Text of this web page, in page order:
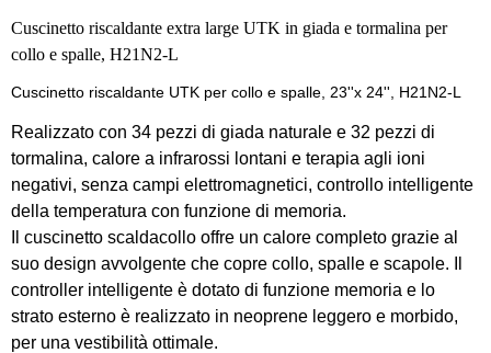
Cuscinetto riscaldante extra large UTK in giada e tormalina per
collo e spalle, H21N2-L
Cuscinetto riscaldante UTK per collo e spalle, 23''x 24'', H21N2-L
Realizzato con 34 pezzi di giada naturale e 32 pezzi di
tormalina, calore a infrarossi lontani e terapia agli ioni
negativi, senza campi elettromagnetici, controllo intelligente
della temperatura con funzione di memoria.
Il cuscinetto scaldacollo offre un calore completo grazie al
suo design avvolgente che copre collo, spalle e scapole. Il
controller intelligente è dotato di funzione memoria e lo
strato esterno è realizzato in neoprene leggero e morbido,
per una vestibilità ottimale.